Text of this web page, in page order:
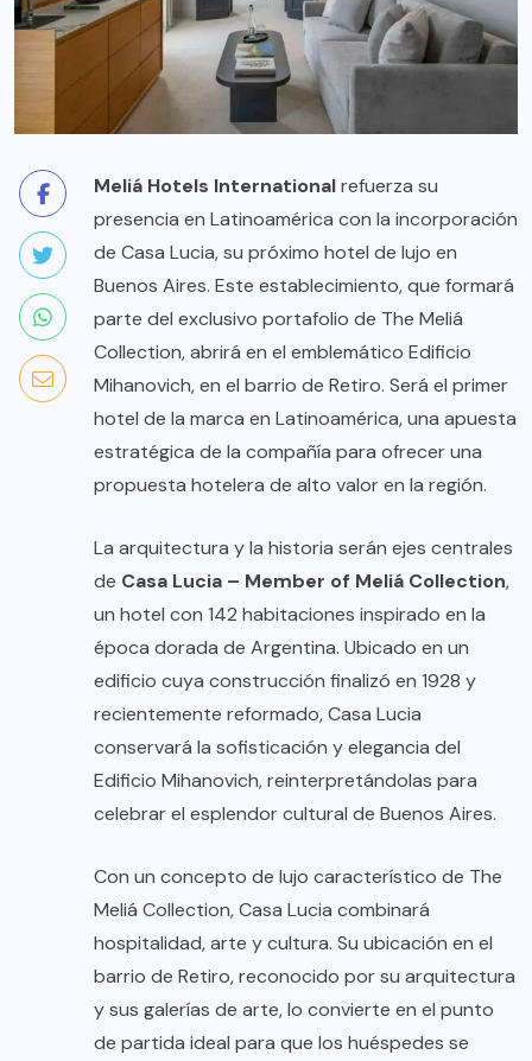
Meliá Hotels Internationalrefuerza su
presencia en Latinoamérica con la incorporación
de Casa Lucia, su próximo hotel de lujo en
Buenos Aires. Este establecimiento, que formará
parte del exclusivo portafolio de The Meliá
Collection, abrirá en el emblemático Edificio
Mihanovich, en el barrio de Retiro. Será el primer
hotel de la marca en Latinoamérica, una apuesta
estratégica de la compañía para ofrecer una
propuesta hotelera de alto valor en la región.
La arquitectura y la historia serán ejes centrales
de Casa Lucia – Member of Meliá Collection,
un hotel con 142 habitaciones inspirado en la
época dorada de Argentina. Ubicado en un
edificio cuya construcción finalizó en 1928 y
recientemente reformado, Casa Lucia
conservará la sofisticación y elegancia del
Edificio Mihanovich, reinterpretándolas para
celebrar el esplendor cultural de Buenos Aires.
Con un concepto de lujo característico de The
Meliá Collection, Casa Lucia combinará
hospitalidad, arte y cultura. Su ubicación en el
barrio de Retiro, reconocido por su arquitectura
y sus galerías de arte, lo convierte en el punto
de partida ideal para que los huéspedes se